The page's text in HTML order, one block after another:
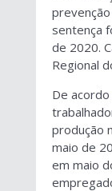
sentença
de 2020.
Regional
De
produção
maio de
em maio